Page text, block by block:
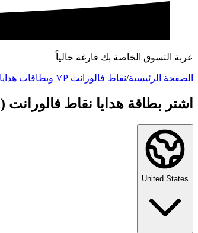
عربة التسوق الخاصة بك فارغة حالياً
الصفحة الرئيسية/نقاط فالورانت VP وبطاقات هدايا فالورانت
اشتر بطاقة هدايا نقاط فالورانت (VP) أمريكا الشمالية
United States